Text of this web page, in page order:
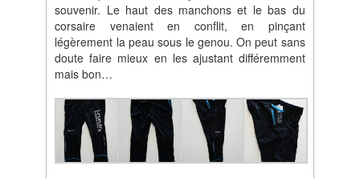
souvenir. Le haut des manchons et le bas du
corsaire venaient en conflit, en pinçant
légèrement la peau sous le genou. On peut sans
doute faire mieux en les ajustant différemment
mais bon…